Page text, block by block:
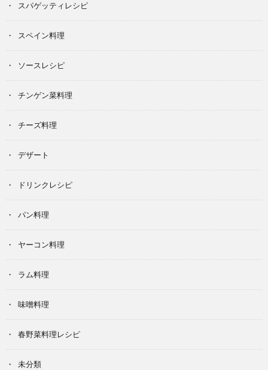
スパゲッティレシピ
スペイン料理
ソースレシピ
チンゲン菜料理
チーズ料理
デザート
ドリンクレシピ
パン料理
ヤーコン料理
ラム料理
味噌料理
春野菜料理レシピ
未分類